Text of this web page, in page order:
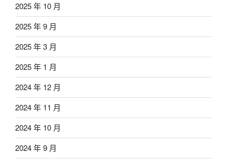
2025 年 10 月
2025 年 9 月
2025 年 3 月
2025 年 1 月
2024 年 12 月
2024 年 11 月
2024 年 10 月
2024 年 9 月